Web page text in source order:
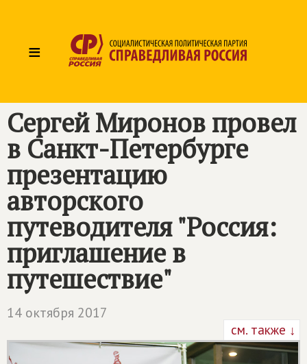
≡
Сергей Миронов провел
в Санкт-Петербурге
презентацию
авторского
путеводителя "Россия:
приглашение в
путешествие"
14 октября 2017
см. также ↓